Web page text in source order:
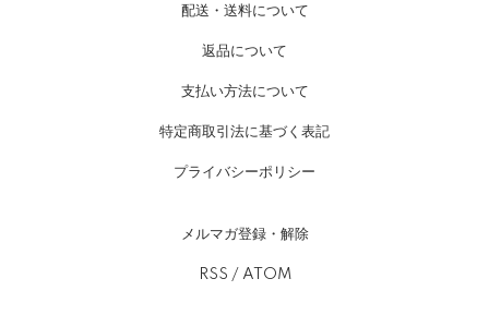
配送・送料について
返品について
支払い方法について
特定商取引法に基づく表記
プライバシーポリシー
メルマガ登録・解除
RSS / ATOM